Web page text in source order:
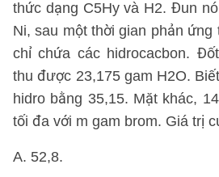
thức dạng C5Hy và H2. Đun
Ni, sau một thời gian phản
chỉ chứa các hidrocacbon.
thu được 23,175 gam H2O.
hidro bằng 35,15. Mặt khác,
tối đa với m gam brom. Giá trị
A. 52,8.